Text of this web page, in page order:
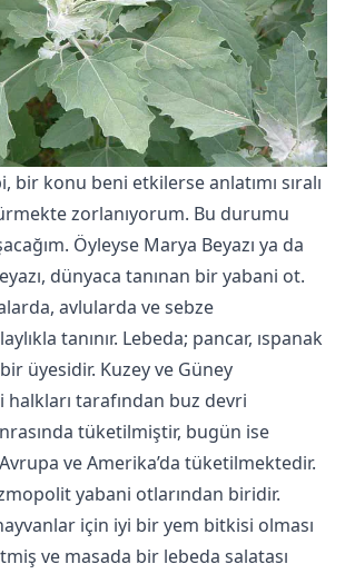
bir konu beni etkilerse anlatımı sıralı
zorlanıyorum. Bu durumu
Öyleyse Marya Beyazı ya da
dünyaca tanınan bir yabani ot.
avlularda ve sebze
tanınır. Lebeda; pancar, ıspanak
üyesidir. Kuzey ve Güney
halkları tarafından buz devri
tüketilmiştir, bugün ise
ve Amerika’da tüketilmektedir.
yabani otlarından biridir.
için iyi bir yem bitkisi olması
ve masada bir lebeda salatası